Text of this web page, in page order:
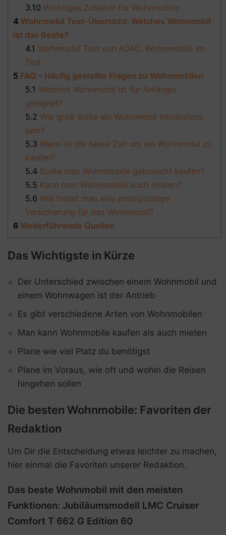
3.10 Wichtiges Zubehör für Wohnmobile
4 Wohnmobil Test-Übersicht: Welches Wohnmobil
ist das Beste?
4.1 Wohnmobil Test von ADAC: Wohnmobile im
Test
5 FAQ – Häufig gestellte Fragen zu Wohnmobilen
5.1 Welches Wohnmobil ist für Anfänger
geeignet?
5.2 Wie groß sollte ein Wohnmobil mindestens
sein?
5.3 Wann ist die beste Zeit um ein Wohnmobil zu
kaufen?
5.4 Sollte man Wohnmobile gebraucht kaufen?
5.5 Kann man Wohnmobile auch mieten?
5.6 Wie findet man eine preisgünstige
Versicherung für das Wohnmobil?
6 Weiterführende Quellen
Das Wichtigste in Kürze
Der Unterschied zwischen einem Wohnmobil und
einem Wohnwagen ist der Antrieb
Es gibt verschiedene Arten von Wohnmobilen
Man kann Wohnmobile kaufen als auch mieten
Plane wie viel Platz du benötigst
Plane im Voraus, wie oft und wohin die Reisen
hingehen sollen
Die besten Wohnmobile: Favoriten der
Redaktion
Um Dir die Entscheidung etwas leichter zu machen,
hier einmal die Favoriten unserer Redaktion.
Das beste Wohnmobil mit den meisten
Funktionen: Jubiläumsmodell LMC Cruiser
Comfort T 662 G Edition 60